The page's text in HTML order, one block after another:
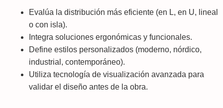
Evalúa la distribución más eficiente (en L, en U, lineal
o con isla).
Integra soluciones ergonómicas y funcionales.
Define estilos personalizados (moderno, nórdico,
industrial, contemporáneo).
Utiliza tecnología de visualización avanzada para
validar el diseño antes de la obra.